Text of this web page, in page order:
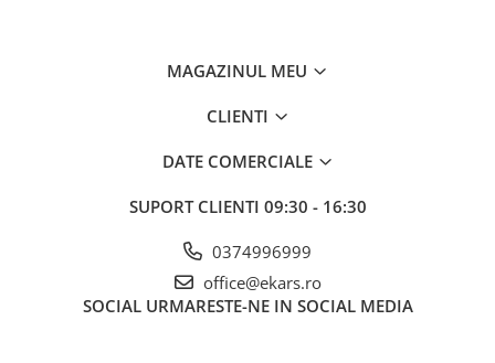
MAGAZINUL MEU
CLIENTI
DATE COMERCIALE
SUPORT CLIENTI 09:30 - 16:30
0374996999
office@ekars.ro
SOCIAL URMARESTE-NE IN SOCIAL MEDIA